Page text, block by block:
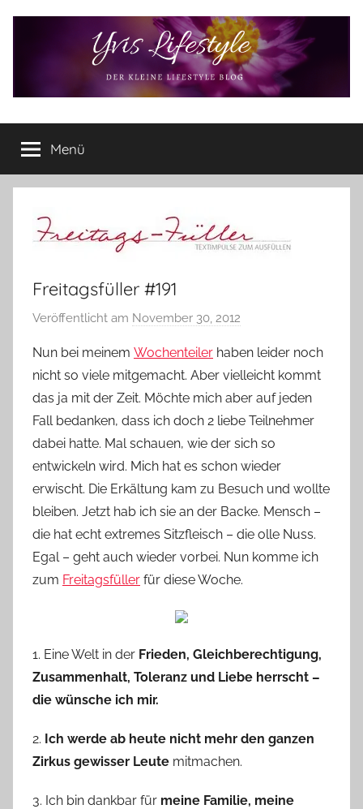
Yvis
Lifestyle
Lifestyle
Blog
–
Rezensionen,
vieles
Menü
Freitagsfüller #191
Veröffentlicht am November 30, 2012
n
Y
v
o
n
n
e
Nun bei meinem Wochenteiler haben leider noch
nicht so viele mitgemacht. Aber vielleicht kommt
das ja mit der Zeit. Möchte mich aber auf jeden
Fall bedanken, dass ich doch 2 liebe Teilnehmer
dabei hatte. Mal schauen, wie der sich so
entwickeln wird. Mich hat es schon wieder
erwischt. Die Erkältung kam zu Besuch und wollte
bleiben. Jetzt hab ich sie an der Backe. Mensch –
die hat echt extremes Sitzfleisch – die olle Nuss.
Egal – geht auch wieder vorbei. Nun komme ich
zum Freitagsfüller für diese Woche.
1. Eine Welt in der Frieden, Gleichberechtigung,
Zusammenhalt, Toleranz und Liebe herrscht –
die wünsche ich mir.
2. Ich werde ab heute nicht mehr den ganzen
Zirkus gewisser Leute mitmachen.
3. Ich bin dankbar für meine Familie, meine